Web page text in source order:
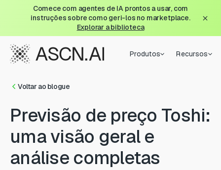
Comece com agentes de IA prontos a usar, com
instruções sobre como geri-los no marketplace.
Explorar a biblioteca
Produtos Recursos
Voltar ao blogue
Previsão de preço Toshi:
uma visão geral e
análise completas